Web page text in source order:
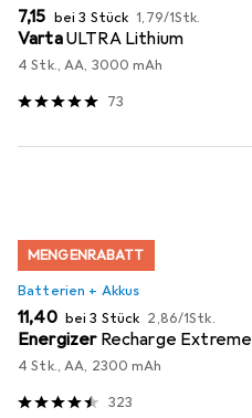
EUR
7,15 bei 3 Stück EUR
1,79/1Stk.
VartaULTRA Lithium
4 Stk., AA, 3000 mAh
73
MENGENRABATT
Batterien + Akkus
EUR
11,40 bei 3 Stück EUR
2,86/1Stk.
Energizer Recharge Extreme
4 Stk., AA, 2300 mAh
323